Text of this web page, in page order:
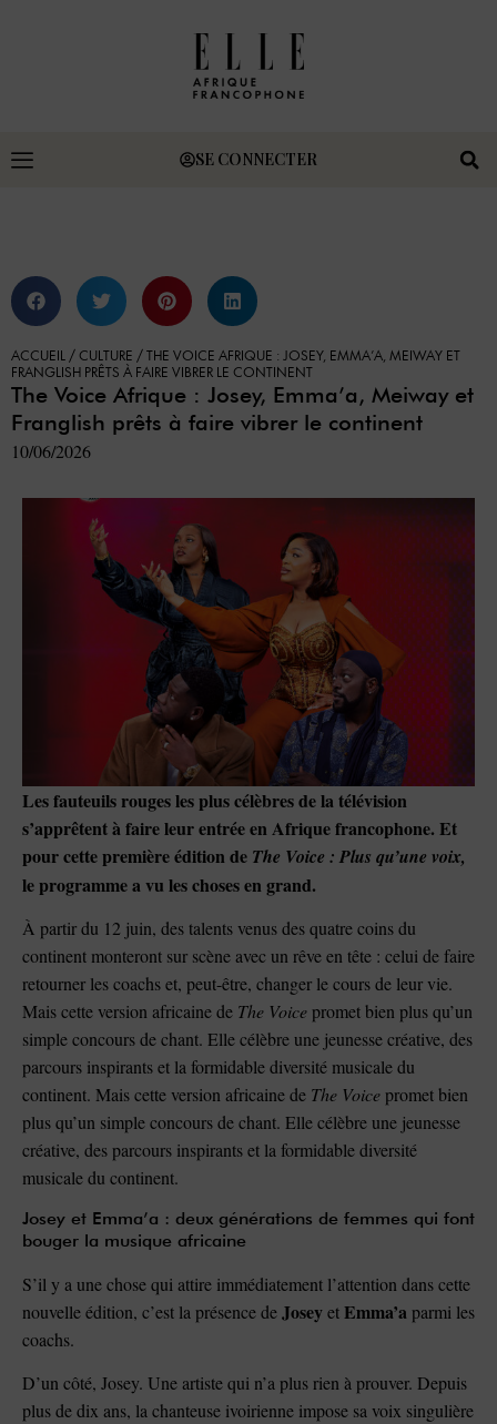
SE CONNECTER
ACCUEIL / CULTURE /
THE VOICE AFRIQUE : JOSEY, EMMA’A, MEIWAY ET
FRANGLISH PRÊTS À FAIRE VIBRER LE CONTINENT
The Voice Afrique : Josey, Emma’a, Meiway et
Franglish prêts à faire vibrer le continent
10/06/2026
Les fauteuils rouges les plus célèbres de la télévision
s’apprêtent à faire leur entrée en Afrique francophone. Et
pour cette première édition de The Voice : Plus qu’une voix,
le programme a vu les choses en grand.
À partir du 12 juin, des talents venus des quatre coins du
continent monteront sur scène avec un rêve en tête : celui de faire
retourner les coachs et, peut-être, changer le cours de leur vie.
Mais cette version africaine de The Voicepromet bien plus qu’un
simple concours de chant. Elle célèbre une jeunesse créative, des
parcours inspirants et la formidable diversité musicale du
continent. Mais cette version africaine de The Voicepromet bien
plus qu’un simple concours de chant. Elle célèbre une jeunesse
créative, des parcours inspirants et la formidable diversité
musicale du continent.
Josey et Emma’a : deux générations de femmes qui font
bouger la musique africaine
S’il y a une chose qui attire immédiatement l’attention dans cette
nouvelle édition, c’est la présence deJoseyetEmma’aparmi les
coachs.
D’un côté, Josey. Une artiste qui n’a plus rien à prouver. Depuis
plus de dix ans, la chanteuse ivoirienne impose sa voix singulière